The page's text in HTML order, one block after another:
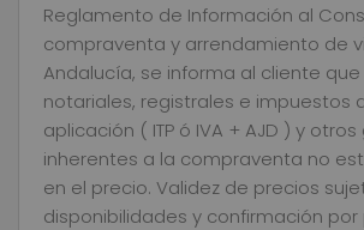
Reglamento de Información al
compraventa y arrendamiento de
Andalucía, se informa al cliente
notariales, registrales e impuestos
aplicación ( ITP ó IVA + AJD ) y
inherentes a la compraventa no
en el precio. Validez de precios
disponibilidades y confirmación por